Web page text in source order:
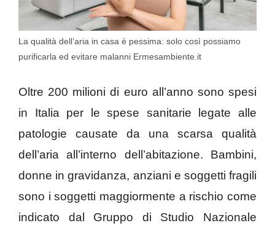
La qualità dell’aria in casa è pessima: solo così possiamo
purificarla ed evitare malanni Ermesambiente.it
Oltre 200 milioni di euro all’anno sono spesi
in Italia per le spese sanitarie legate alle
patologie causate da una scarsa qualità
dell’aria all’interno dell’abitazione. Bambini,
donne in gravidanza, anziani e soggetti fragili
sono i soggetti maggiormente a rischio come
indicato dal Gruppo di Studio Nazionale